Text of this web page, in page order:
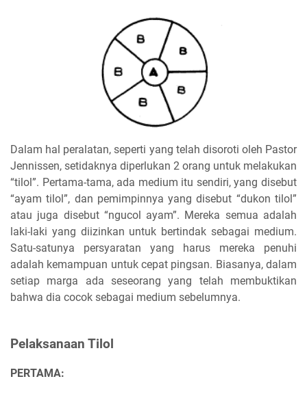
Dalam hal peralatan, seperti yang telah disoroti oleh Pastor
Jennissen, setidaknya diperlukan 2 orang untuk melakukan
“tilol”. Pertama-tama, ada medium itu sendiri, yang disebut
“ayam tilol”, dan pemimpinnya yang disebut “dukon tilol”
atau juga disebut “ngucol ayam”. Mereka semua adalah
laki-laki yang diizinkan untuk bertindak sebagai medium.
Satu-satunya persyaratan yang harus mereka penuhi
adalah kemampuan untuk cepat pingsan. Biasanya, dalam
setiap marga ada seseorang yang telah membuktikan
bahwa dia cocok sebagai medium sebelumnya.
Pelaksanaan Tilol
PERTAMA: